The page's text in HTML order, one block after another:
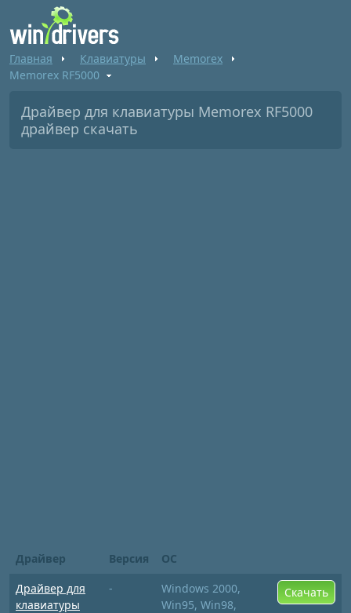
Главная Клавиатуры
Memorex
Memorex RF5000
Драйвер для клавиатуры Memorex RF5000
драйвер скачать
Драйвер Версия
ОС
Драйвер для
клавиатуры
-
Windows 2000,
Win95, Win98,
Скачать